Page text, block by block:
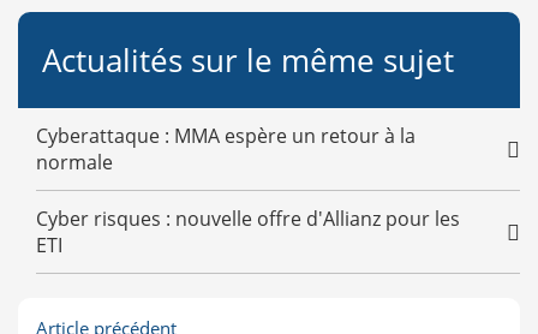
Actualités sur le même sujet
Cyberattaque : MMA espère un retour à la
normale
Cyber risques : nouvelle offre d'Allianz pour les
ETI
Article précédent